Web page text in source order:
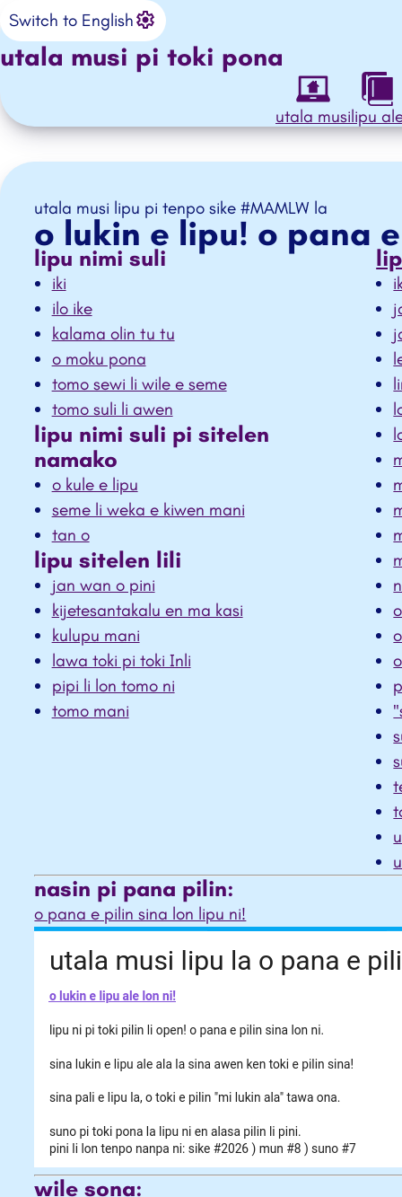
Switch to English Settings
utala musi pi toki pona
utala musilipu
utala musi lipu pi tenpo sike #MAMLW la
o lukin e lipu! o pana
lipu nimi suli
iki
ilo ike
kalama olin tu tu
o moku pona
tomo sewi li wile e seme
tomo suli li awen
lipu nimi suli pi sitelen
namako
o kule e lipu
seme li weka e kiwen mani
tan o
lipu sitelen lili
jan wan o pini
kijetesantakalu en ma kasi
kulupu mani
lawa toki pi toki Inli
pipi li lon tomo ni
tomo mani
nasin pi pana pilin:
o pana e pilin sina lon lipu ni!
wile sona: